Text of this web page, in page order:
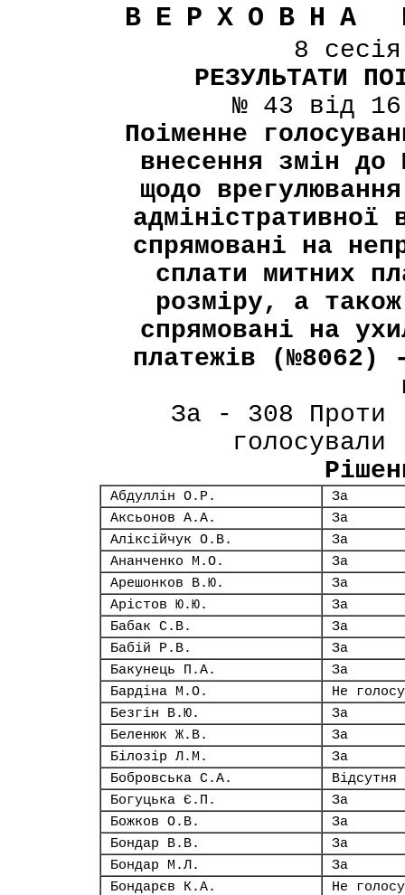
ВЕРХОВНА
8
РЕЗУЛЬТАТИ
№ 43 від
Поіменне
внесення змін до
щодо
адміністративної
спрямовані на
сплати митних
розміру, а
спрямовані на
платежів (№8062)
За - 308 Проти
Абдуллін О.Р.
За
Аксьонов А.А.
За
Аліксійчук О.В.
За
Ананченко М.О.
За
Арешонков В.Ю.
За
Арістов Ю.Ю.
За
Бабак С.В.
За
Бабій Р.В.
За
Бакунець П.А.
За
Бардіна М.О.
Не
Безгін В.Ю.
За
Беленюк Ж.В.
За
Білозір Л.М.
За
Бобровська С.А.
Відсутня
Богуцька Є.П.
За
Божков О.В.
За
Бондар В.В.
За
Бондар М.Л.
За
Бондарєв К.А.
Не